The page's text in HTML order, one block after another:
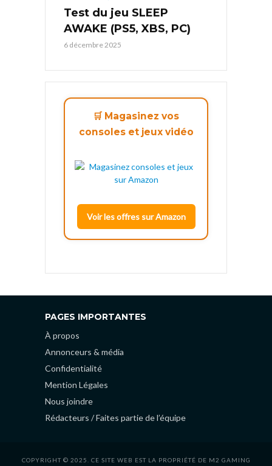
Test du jeu SLEEP
AWAKE (PS5, XBS, PC)
6 décembre 2025
🛒 Magasinez vos
consoles et jeux vidéo
Voir les offres sur Amazon
PAGES IMPORTANTES
À propos
Annonceurs & média
Confidentialité
Mention Légales
Nous joindre
Rédacteurs / Faites partie de l’équipe
COPYRIGHT © 2025. CE SITE WEB EST LA PROPRIÉTÉ DE M2 GAMING